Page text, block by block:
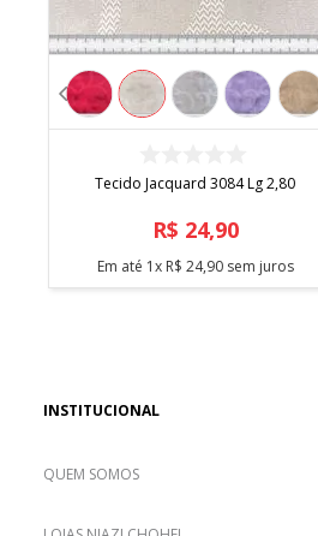
Tecido Jacquard 3084 Lg 2,80
R$ 24,90
Em até 1x R$ 24,90sem juros
INSTITUCIONAL
QUEM SOMOS